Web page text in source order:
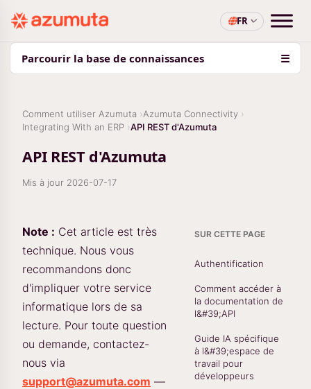
FR
Parcourir la base de connaissances ☰
Comment utiliser Azumuta
Azumuta Connectivity
Integrating With an ERP API REST d'Azumuta
API REST d'Azumuta
Mis à jour 2026-07-17
Note : Cet article est très
technique. Nous vous
recommandons donc
d'impliquer votre service
informatique lors de sa
lecture. Pour toute question
ou demande, contactez-
nous via
support@azumuta.com —
SUR CETTE PAGE
Authentification
Comment accéder à
la documentation de
l&#39;API
Guide IA spécifique
à l&#39;espace de
travail pour
développeurs